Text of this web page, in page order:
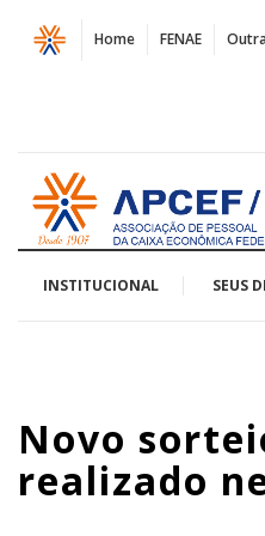
Página
Novo
para
Inspira
nesta
quinta-
Home FENAE
Acessar
página
inicial
INSTITUCIONAL SEUS
Novo
realizado